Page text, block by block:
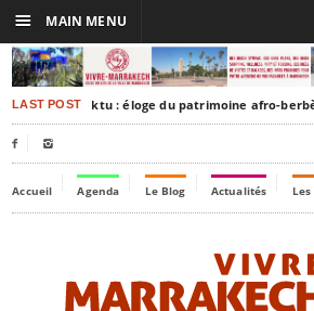
LAST POSTTimbuktu : éloge du patrimoine afro-
 
Accueil Agenda Le Blog Actualités
☰ MAIN MENU